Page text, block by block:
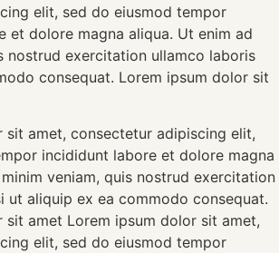
elit, sed do eiusmod tempor
et dolore magna aliqua. Ut enim ad
nostrud exercitation ullamco laboris
consequat. Lorem ipsum dolor sit
sit amet, consectetur adipiscing elit,
incididunt labore et dolore magna
veniam, quis nostrud exercitation
ut aliquip ex ea commodo consequat.
sit amet Lorem ipsum dolor sit amet,
elit, sed do eiusmod tempor